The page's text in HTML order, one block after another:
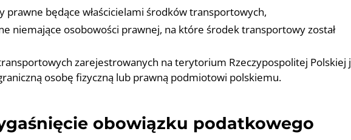
prawne będące właścicielami środków transportowych,
niemające osobowości prawnej, na które środek transportowy został
zarejestrowanych na terytorium Rzeczypospolitej Polskiej
osobę fizyczną lub prawną podmiotowi polskiemu.
obowiązku podatkowego